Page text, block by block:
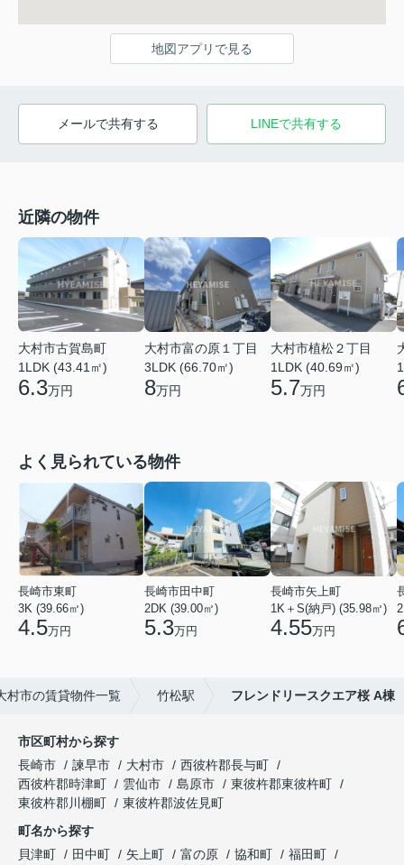
地図アプリで見る
メールで共有する LINEで共有する
近隣の物件
大村市古賀島町
1LDK (43.41㎡)
6.3万円
大村市富の原１丁目
3LDK (66.70㎡)
8万円
大村市植松２丁目
1LDK (40.69㎡)
5.7万円
よく見られている物件
長崎市東町
3K (39.66㎡)
4.5万円
長崎市田中町
2DK (39.00㎡)
5.3万円
長崎市矢上町
1K＋S(納戸) (35.98㎡)
4.55万円
村市の賃貸物件一覧 竹松駅 フレンドリースクエア桜 A棟
市区町村から探す
長崎市
諫早市 大村市
西彼杵郡長与町
西彼杵郡時津町
雲仙市 島原市
東彼杵郡東彼杵町
東彼杵郡川棚町
東彼杵郡波佐見町
町名から探す
貝津町
田中町 矢上町 富の原 協和町
福田町